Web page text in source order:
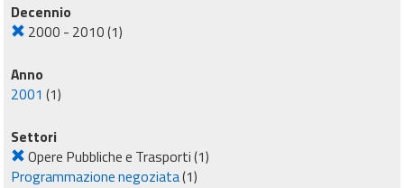
Decennio
2000 - 2010(1)
Anno
2001 (1)
Settori
Opere Pubbliche e Trasporti(1)
Programmazione negoziata(1)